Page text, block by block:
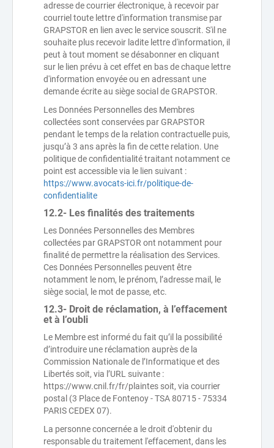
adresse de courrier électronique, à recevoir par
courriel toute lettre d'information transmise par
GRAPSTOR en lien avec le service souscrit. S'il ne
souhaite plus recevoir ladite lettre d'information, il
peut à tout moment se désabonner en cliquant
sur le lien prévu à cet effet en bas de chaque lettre
d'information envoyée ou en adressant une
demande écrite au siège social de GRAPSTOR.
Les Données Personnelles des Membres
collectées sont conservées par GRAPSTOR
pendant le temps de la relation contractuelle puis,
jusqu’à 3 ans après la fin de cette relation. Une
politique de confidentialité traitant notamment ce
point est accessible via le lien suivant :
https://www.avocats-ici.fr/politique-de-
confidentialite
12.2- Les finalités des traitements
Les Données Personnelles des Membres
collectées par GRAPSTOR ont notamment pour
finalité de permettre la réalisation des Services.
Ces Données Personnelles peuvent être
notamment le nom, le prénom, l’adresse mail, le
siège social, le mot de passe, etc.
12.3- Droit de réclamation, à l’effacement
et à l’oubli
Le Membre est informé du fait qu’il la possibilité
d’introduire une réclamation auprès de la
Commission Nationale de l’Informatique et des
Libertés soit, via l’URL suivante :
https://www.cnil.fr/fr/plaintes soit, via courrier
postal (3 Place de Fontenoy - TSA 80715 - 75334
PARIS CEDEX 07).
La personne concernée a le droit d'obtenir du
responsable du traitement l'effacement, dans les